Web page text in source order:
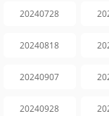
20240728
20240818
20240907
20240928